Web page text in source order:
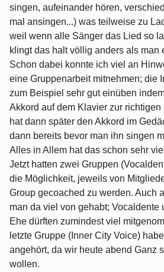
singen, aufeinander hören,
mal ansingen...) was teilweise zu
weil wenn alle Sänger das Lied so
klingt das halt völlig anders als man
Schon dabei konnte ich viel an
eine Gruppenarbeit mitnehmen; die
zum Beispiel sehr gut einüben
Akkord auf dem Klavier zur
hat dann später den Akkord im
dann bereits bevor man ihn singen
Alles in Allem hat das schon sehr
Jetzt hatten zwei Gruppen
die Möglichkeit, jeweils von
Group gecoached zu werden. Auch
man da viel von gehabt; Vocaldente
Ehe dürften zumindest viel
letzte Gruppe (Inner City Voice)
angehört, da wir heute abend Ganz
wollen.